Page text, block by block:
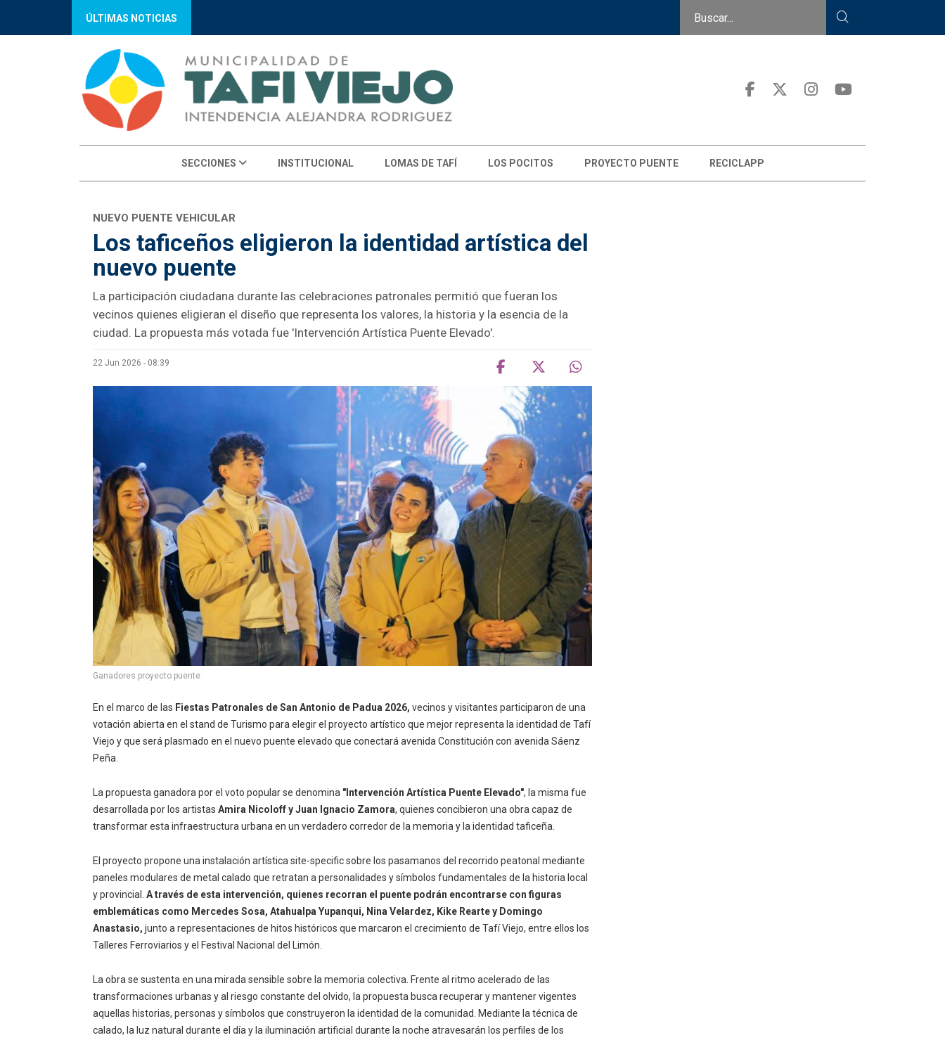
ÚLTIMAS NOTICIAS
SECCIONES INSTITUCIONAL LOMAS DE TAFÍ LOS POCITOS PROYECTO PUENTE RECICLAPP
NUEVO PUENTE VEHICULAR
Los taficeños eligieron la identidad artística del
nuevo puente
La participación ciudadana durante las celebraciones patronales permitió que fueran los
vecinos quienes eligieran el diseño que representa los valores, la historia y la esencia de la
ciudad. La propuesta más votada fue 'Intervención Artística Puente Elevado'.
22 Jun 2026 - 08:39
Ganadores proyecto puente
En el marco de las Fiestas Patronales de San Antonio de Padua 2026, vecinos y visitantes participaron de una
votación abierta en el stand de Turismo para elegir el proyecto artístico que mejor representa la identidad de Tafí
Viejo y que será plasmado en el nuevo puente elevado que conectará avenida Constitución con avenida Sáenz
Peña.
La propuesta ganadora por el voto popular se denomina "Intervención Artística Puente Elevado", la misma fue
desarrollada por los artistas Amira Nicoloff y Juan Ignacio Zamora, quienes concibieron una obra capaz de
transformar esta infraestructura urbana en un verdadero corredor de la memoria y la identidad taficeña.
El proyecto propone una instalación artística site-specific sobre los pasamanos del recorrido peatonal mediante
paneles modulares de metal calado que retratan a personalidades y símbolos fundamentales de la historia local
y provincial. A través de esta intervención, quienes recorran el puente podrán encontrarse con figuras
emblemáticas como Mercedes Sosa, Atahualpa Yupanqui, Nina Velardez, Kike Rearte y Domingo
Anastasio, junto a representaciones de hitos históricos que marcaron el crecimiento de Tafí Viejo, entre ellos los
Talleres Ferroviarios y el Festival Nacional del Limón.
La obra se sustenta en una mirada sensible sobre la memoria colectiva. Frente al ritmo acelerado de las
transformaciones urbanas y al riesgo constante del olvido, la propuesta busca recuperar y mantener vigentes
aquellas historias, personas y símbolos que construyeron la identidad de la comunidad. Mediante la técnica de
calado, la luz natural durante el día y la iluminación artificial durante la noche atravesarán los perfiles de los